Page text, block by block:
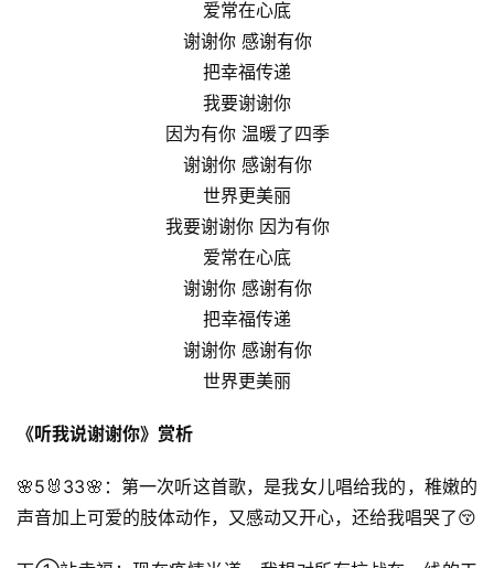
爱常在心底
谢谢你 感谢有你
把幸福传递
我要谢谢你
因为有你 温暖了四季
谢谢你 感谢有你
世界更美丽
我要谢谢你 因为有你
爱常在心底
谢谢你 感谢有你
把幸福传递
谢谢你 感谢有你
世界更美丽
《听我说谢谢你》赏析
🌸5🐰33🌸：第一次听这首歌，是我女儿唱给我的，稚嫩的
声音加上可爱的肢体动作，又感动又开心，还给我唱哭了😚